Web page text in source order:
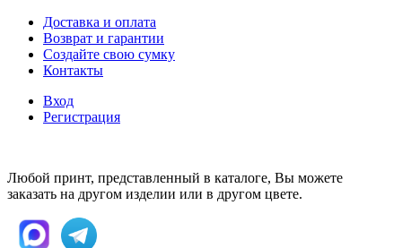
Доставка и оплата
Возврат и гарантии
Создайте свою сумку
Контакты
Вход
Регистрация
Любой принт, представленный в каталоге, Вы можете
заказать на другом изделии или в другом цвете.